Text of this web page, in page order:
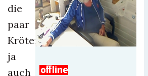
die
paar
Kröten
ja
auch